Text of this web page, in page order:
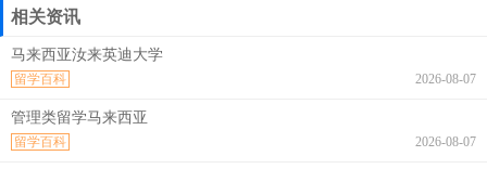
相关资讯
马来西亚汝来英迪大学
2026-08-07
留学百科
管理类留学马来西亚
2026-08-07
留学百科